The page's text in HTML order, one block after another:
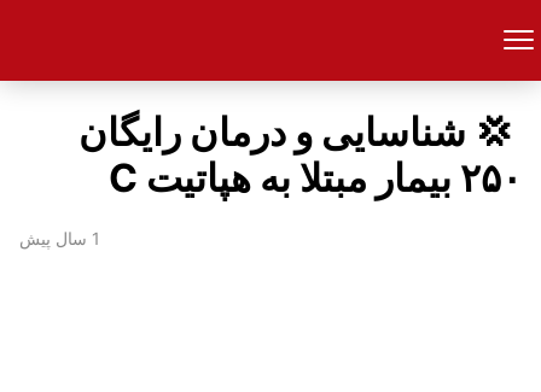
‍ 💢 شناسایی و درمان رایگان
۲۵۰ بیمار مبتلا به هپاتیت C
1 سال پیش